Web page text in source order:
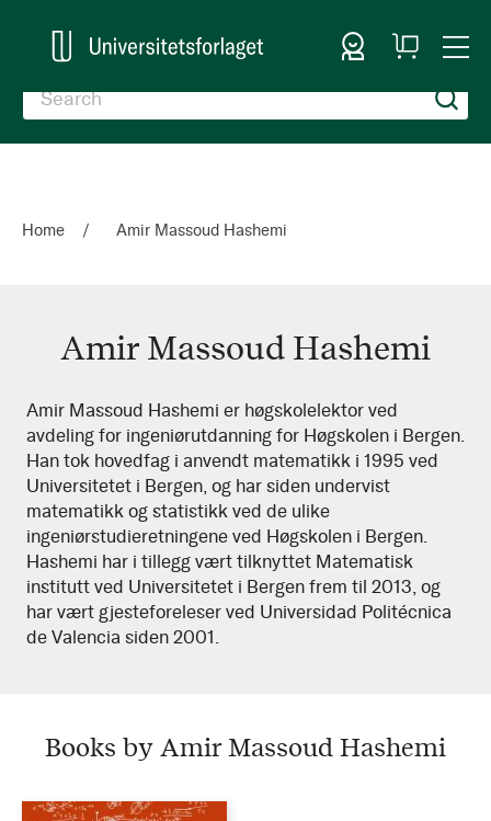
Sign In
My
Cart
Home Amir Massoud Hashemi
Amir Massoud Hashemi
Amir
Massoud
Hashemi
Amir Massoud Hashemi er høgskolelektor ved
avdeling for ingeniørutdanning for Høgskolen i Bergen.
Han tok hovedfag i anvendt matematikk i 1995 ved
Universitetet i Bergen, og har siden undervist
matematikk og statistikk ved de ulike
ingeniørstudieretningene ved Høgskolen i Bergen.
Hashemi har i tillegg vært tilknyttet Matematisk
institutt ved Universitetet i Bergen frem til 2013, og
har vært gjesteforeleser ved Universidad Politécnica
de Valencia siden 2001.
Books by Amir Massoud Hashemi